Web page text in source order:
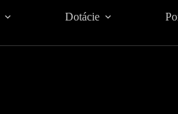
Dotácie